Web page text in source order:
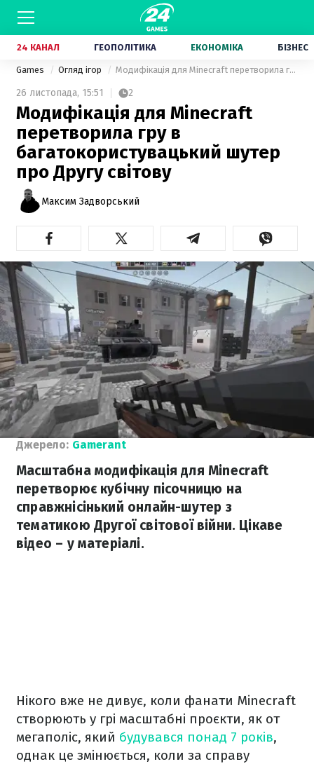
24 КАНАЛ ГЕОПОЛІТИКА ЕКОНОМІКА БІЗНЕС
Games Огляд ігор Модифікація для Minecraft перетворила гру в багатокористувацький шутер про Другу світову
26 листопада, 15:51 2
Модифікація для Minecraft
перетворила гру в
багатокористувацький шутер
про Другу світову
Максим Задворський
Джерело: Gamerant
Масштабна модифікація для Minecraft
перетворює кубічну пісочницю на
справжнісінький онлайн-шутер з
тематикою Другої світової війни. Цікаве
відео – у матеріалі.
Нікого вже не дивує, коли фанати Minecraft
створюють у грі масштабні проєкти, як от
мегаполіс, який будувався понад 7 років,
однак це змінюється, коли за справу